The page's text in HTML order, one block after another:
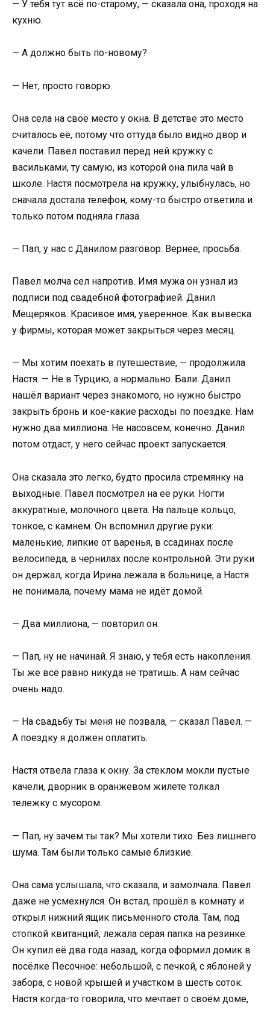
— У тебя тут всё по-старому, — сказала она, проходя на
кухню.
— А должно быть по-новому?
— Нет, просто говорю.
Она села на своё место у окна. В детстве это место
считалось её, потому что оттуда было видно двор и
качели. Павел поставил перед ней кружку с
васильками, ту самую, из которой она пила чай в
школе. Настя посмотрела на кружку, улыбнулась, но
сначала достала телефон, кому-то быстро ответила и
только потом подняла глаза.
— Пап, у нас с Данилом разговор. Вернее, просьба.
Павел молча сел напротив. Имя мужа он узнал из
подписи под свадебной фотографией. Данил
Мещеряков. Красивое имя, уверенное. Как вывеска
у фирмы, которая может закрыться через месяц.
— Мы хотим поехать в путешествие, — продолжила
Настя. — Не в Турцию, а нормально. Бали. Данил
нашёл вариант через знакомого, но нужно быстро
закрыть бронь и кое-какие расходы по поездке. Нам
нужно два миллиона. Не насовсем, конечно. Данил
потом отдаст, у него сейчас проект запускается.
Она сказала это легко, будто просила стремянку на
выходные. Павел посмотрел на её руки. Ногти
аккуратные, молочного цвета. На пальце кольцо,
тонкое, с камнем. Он вспомнил другие руки:
маленькие, липкие от варенья, в ссадинах после
велосипеда, в чернилах после контрольной. Эти руки
он держал, когда Ирина лежала в больнице, а Настя
не понимала, почему мама не идёт домой.
— Два миллиона, — повторил он.
— Пап, ну не начинай. Я знаю, у тебя есть накопления.
Ты же всё равно никуда не тратишь. А нам сейчас
очень надо.
— На свадьбу ты меня не позвала, — сказал Павел. —
А поездку я должен оплатить.
Настя отвела глаза к окну. За стеклом мокли пустые
качели, дворник в оранжевом жилете толкал
тележку с мусором.
— Пап, ну зачем ты так? Мы хотели тихо. Без лишнего
шума. Там были только самые близкие.
Она сама услышала, что сказала, и замолчала. Павел
даже не усмехнулся. Он встал, прошёл в комнату и
открыл нижний ящик письменного стола. Там, под
стопкой квитанций, лежала серая папка на резинке.
Он купил её два года назад, когда оформил домик в
посёлке Песочное: небольшой, с печкой, с яблоней у
забора, с новой крышей и участком в шесть соток.
Настя когда-то говорила, что мечтает о своём доме,